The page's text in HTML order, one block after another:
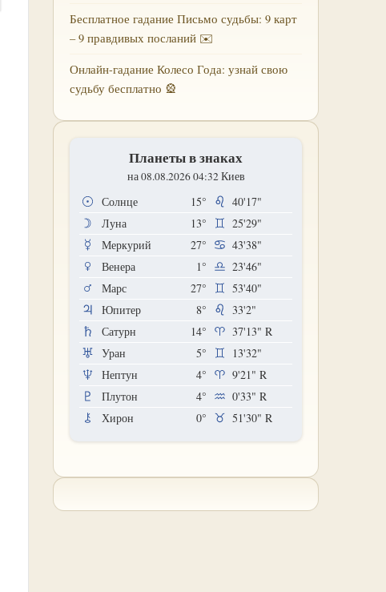
Бесплатное гадание Письмо судьбы: 9 карт
– 9 правдивых посланий ✉️
Онлайн-гадание Колесо Года: узнай свою
судьбу бесплатно 🎡
Планеты в знаках
на 08.08.2026 04:32 Киев
Солнце 15°
40'17"
Луна
13°
25'29"
Меркурий
27°
43'38"
Венера
1°
23'46"
Марс
27°
53'40"
Юпитер
8°
33'2"
Сатурн
14° 37'13" R
Уран
5°
13'32"
Нептун
4° 9'21" R
Плутон
4° 0'33" R
Хирон
0° 51'30" R